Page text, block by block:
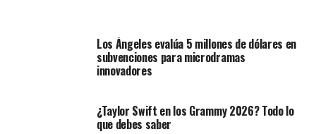
Los Ángeles evalúa 5 millones de dólares en
subvenciones para microdramas
innovadores
¿Taylor Swift en los Grammy 2026? Todo lo
que debes saber